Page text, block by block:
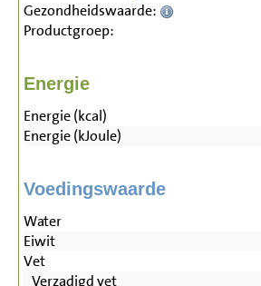
Gezondheidswaarde:
Productgroep:
Energie
Energie (kcal)
Energie (kJoule)
Voedingswaarde
Water
Eiwit
Vet
Verzadigd vet